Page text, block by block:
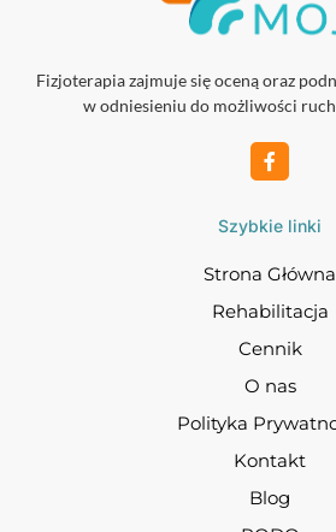
Fizjoterapia zajmuje się oceną oraz
w odniesieniu do możliwości
Szybkie linki
Strona Główna
Rehabilitacja
Cennik
O nas
Polityka
Kontakt
Blog